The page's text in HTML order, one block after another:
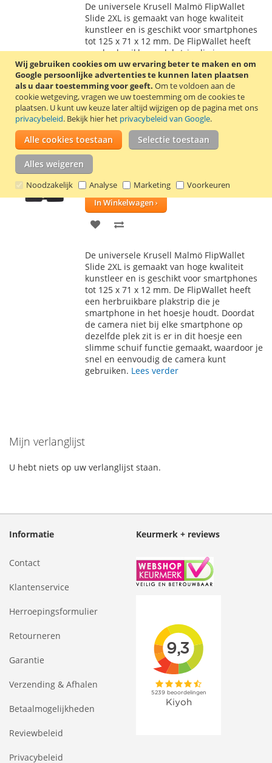
Wij gebruiken cookies om uw ervaring beter te maken en om
Google persoonlijke advertenties te kunnen laten plaatsen
als u daar toestemming voor geeft. Om te voldoen aan de
cookie wetgeving, vragen we uw toestemming om de cookies te
plaatsen. U kunt uw keuze later altijd wijzigen op de pagina met ons
privacybeleid. Bekijk hier het privacybeleid van Google.
Alle cookies toestaan Selectie toestaan
Alles weigeren
Noodzakelijk Analyse Marketing Voorkeuren
AAN
VERLANGLIJST
TE
VERGELIJKEN
De universele Krusell Malmö FlipWallet
Slide 2XL is gemaakt van hoge kwaliteit
kunstleer en is geschikt voor smartphones
tot 125 x 71 x 12 mm. De FlipWallet heeft
een herbruikbare plakstrip die je
smartphone in het hoesje houdt. Doordat
de camera niet bij elke smartphone op
dezelfde plek zit is er in dit hoesje een
slimme schuif functie gemaakt, waardoor je
snel en eenvoudig de camera kunt
gebruiken.Lees verder
Krusell Malmö FlipWallet Slide 2XL zwart
€ 25,95
Incl. 21% BTW, excl.verzendkosten
In Winkelwagen
VOEG
AAN
VERLANGLIJST
TE
VERGELIJKEN
De universele Krusell Malmö FlipWallet
Slide 2XL is gemaakt van hoge kwaliteit
kunstleer en is geschikt voor smartphones
tot 125 x 71 x 12 mm. De FlipWallet heeft
een herbruikbare plakstrip die je
smartphone in het hoesje houdt. Doordat
de camera niet bij elke smartphone op
dezelfde plek zit is er in dit hoesje een
slimme schuif functie gemaakt, waardoor je
snel en eenvoudig de camera kunt
gebruiken. Lees verder
Mijn verlanglijst
U hebt niets op uw verlanglijst staan.
Informatie
Contact
Klantenservice
Herroepingsformulier
Retourneren
Garantie
Verzending & Afhalen
Betaalmogelijkheden
Reviewbeleid
Privacybeleid
Keurmerk + reviews